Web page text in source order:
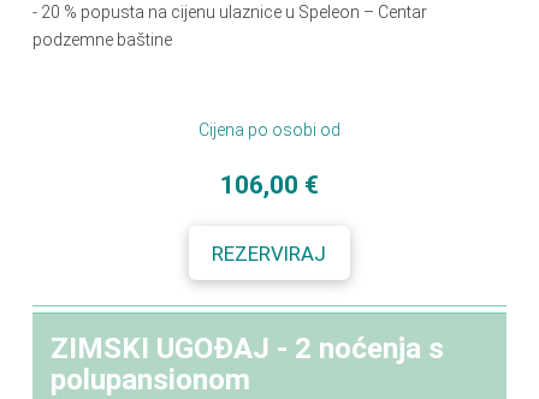
- 20 % popusta na cijenu ulaznice u Speleon – Centar
podzemne baštine
Cijena po osobi od
106,00 €
REZERVIRAJ
ZIMSKI UGOĐAJ - 2 noćenja s
polupansionom